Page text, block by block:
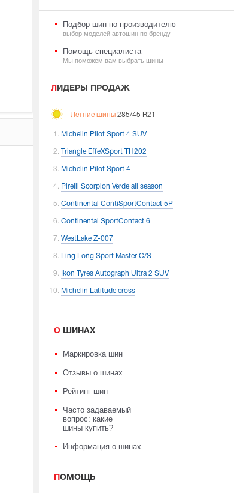
Подбор шин по производителю
выбор моделей автошин по бренду
Помощь специалиста
Мы поможем вам выбрать шины
ЛИДЕРЫ ПРОДАЖ
Летние шины 285/45 R21
Michelin Pilot Sport 4 SUV
Triangle EffeXSport TH202
Michelin Pilot Sport 4
Pirelli Scorpion Verde all season
Continental ContiSportContact 5P
Continental SportContact 6
WestLake Z-007
Ling Long Sport Master C/S
Ikon Tyres Autograph Ultra 2 SUV
Michelin Latitude cross
О ШИНАХ
Маркировка шин
Отзывы о шинах
Рейтинг шин
Часто задаваемый
вопрос: какие
шины купить?
Информация о шинах
ПОМОЩЬ